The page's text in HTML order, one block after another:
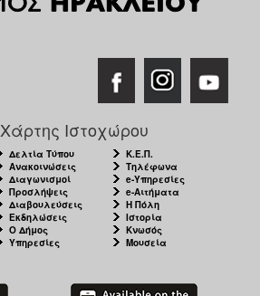
Χάρτης Ιστοχώρου
Δελτία Τύπου
Ανακοινώσεις
Διαγωνισμοί
Προσλήψεις
Διαβουλεύσεις
Εκδηλώσεις
Ο Δήμος
Υπηρεσίες
Κ.Ε.Π.
Τηλέφωνα
e-Υπηρεσίες
e-Αιτήματα
Η Πόλη
Ιστορία
Κνωσός
Μουσεία